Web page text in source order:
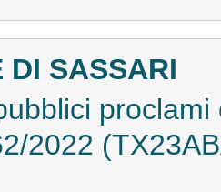
SASSARI
2022